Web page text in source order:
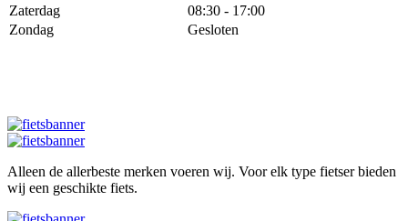
Zaterdag
08:30 - 17:00
Zondag
Gesloten
Alleen de allerbeste merken voeren wij. Voor elk type fietser bieden
wij een geschikte fiets.